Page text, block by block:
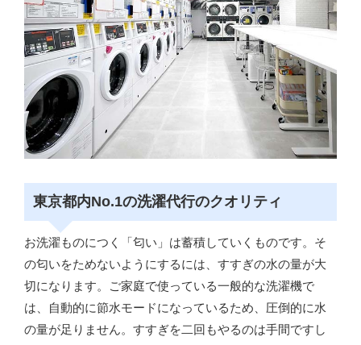
東京都内No.1の洗濯代行のクオリティ
お洗濯ものにつく「匂い」は蓄積していくものです。そ
の匂いをためないようにするには、すすぎの水の量が大
切になります。ご家庭で使っている一般的な洗濯機で
は、自動的に節水モードになっているため、圧倒的に水
の量が足りません。すすぎを二回もやるのは手間ですし